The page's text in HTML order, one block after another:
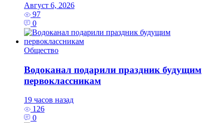
Август 6, 2026
97
0
Общество
Водоканал подарили праздник будущим
первоклассникам
19 часов назад
126
0